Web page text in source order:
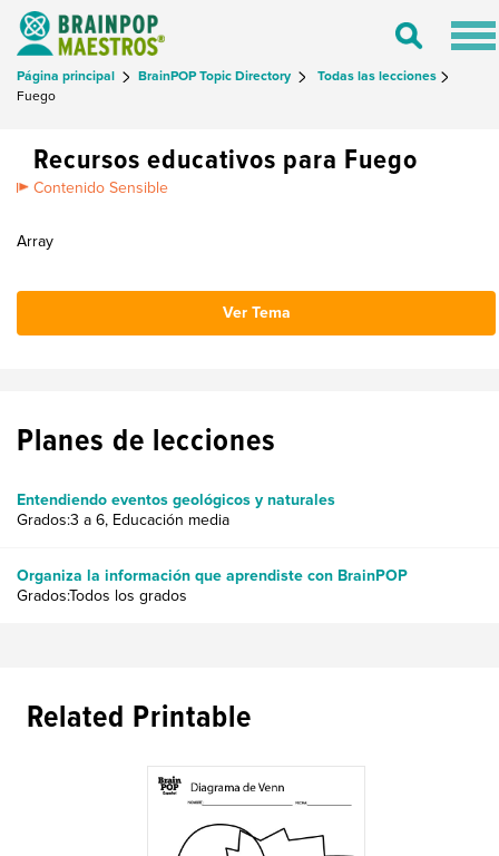
Toggle
Página principal BrainPOP Topic Directory
Todas las lecciones
Fuego
Recursos educativos para Fuego
Contenido Sensible
Array
Ver Tema
Planes de lecciones
Entendiendo eventos geológicos y naturales
Grados:3 a 6, Educación media
Organiza la información que aprendiste con BrainPOP
Grados:Todos los grados
Related Printable